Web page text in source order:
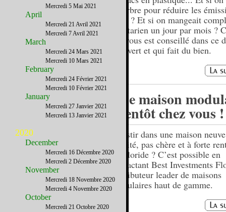
un arbre pour réduire les
CO2 ? Et si on mangeait
végétarien un jour par mois ?
qui vous est conseillé dans ce
tout vert et qui fait du bien.
Une maison
Bientôt chez vous !
Investir dans une maison
qualité, pas chère et à forte
en Floride ? C’est possible en
contactant Best Investments
distributeur leader de maisons
modulaires haut de gamme.
Mercredi 5 Mai 2021
April
Mercredi 21 Avril 2021
Mercredi 7 Avril 2021
March
Mercredi 24 Mars 2021
Mercredi 10 Mars 2021
February
Mercredi 24 Février 2021
Mercredi 10 Février 2021
January
Mercredi 27 Janvier 2021
Mercredi 13 Janvier 2021
2020
December
Mercredi 16 Décembre 2020
Mercredi 2 Décembre 2020
November
Mercredi 18 Novembre 2020
Mercredi 4 Novembre 2020
October
Mercredi 21 Octobre 2020